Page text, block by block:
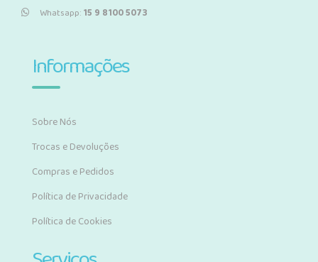
Whatsapp:15 9 8100 5073
Informações
Sobre Nós
Trocas e Devoluções
Compras e Pedidos
Política de Privacidade
Política de Cookies